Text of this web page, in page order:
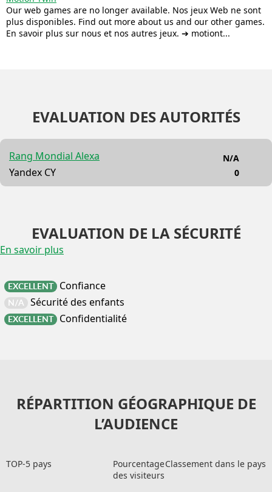
Our web games are no longer available. Nos jeux Web ne sont
plus disponibles. Find out more about us and our other games.
En savoir plus sur nous et nos autres jeux. ➔ motiont...
EVALUATION DES AUTORITÉS
Rang Mondial Alexa
Yandex CY
N/A
0
EVALUATION DE LA SÉCURITÉ
En savoir plus
EXCELLENT Confiance
N/A Sécurité des enfants
EXCELLENT Confidentialité
RÉPARTITION GÉOGRAPHIQUE DE
L’AUDIENCE
TOP-5 pays
Pourcentage
des visiteurs
Classement dans le pays